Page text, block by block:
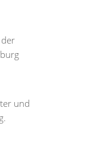
und